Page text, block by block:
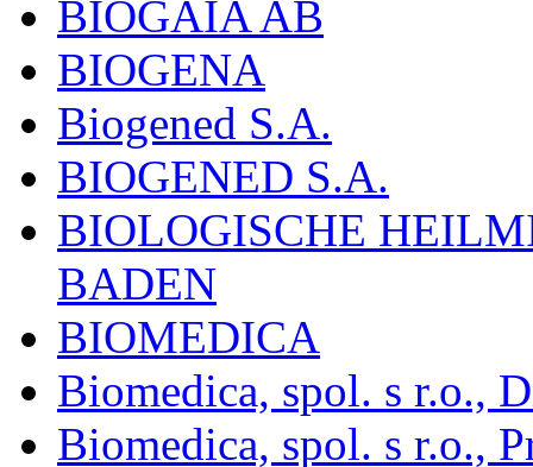
BIOGAIA AB
BIOGENA
Biogened S.A.
BIOGENED S.A.
BIOLOGISCHE
BADEN
BIOMEDICA
Biomedica, spol. s r.o.,
Biomedica, spol. s r.o.,